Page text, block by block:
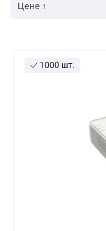
Цене ↑
1000 шт.